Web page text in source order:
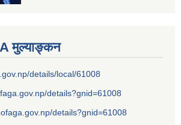
मुल्याङ्कन
details/local/61008
details?gnid=61008
details?gnid=61008